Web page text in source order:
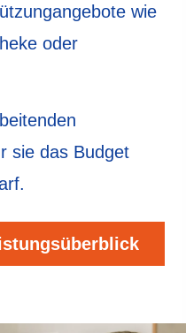
wie
oder
sie das Budget